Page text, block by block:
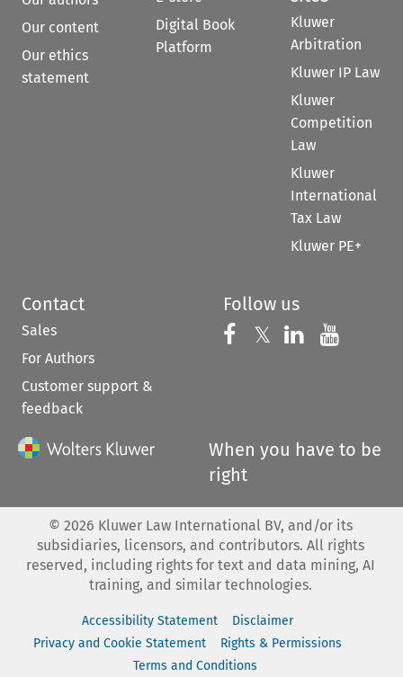
Our content
Our ethics
statement
Digital Book
Platform
Kluwer
Arbitration
Kluwer IP Law
Kluwer
Competition
Law
Kluwer
International
Tax Law
Kluwer PE+
Contact
Sales
For Authors
Customer support &
feedback
Follow us
Follow us on
𝕏 Follow us on
Follow us
When you have to be
right
© 2026 Kluwer Law International BV, and/or its
subsidiaries, licensors, and contributors. All rights
reserved, including rights for text and data mining, AI
training, and similar technologies.
Accessibility Statement
Disclaimer
Privacy and Cookie Statement
Rights & Permissions
Terms and Conditions